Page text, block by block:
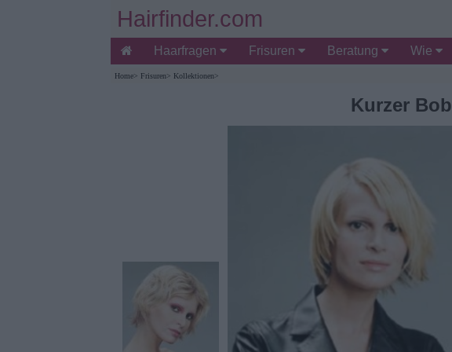
Hairfinder.com
Haarfragen Frisuren Beratung Wie
Home> Frisuren> Kollektionen>
Kurzer Bob